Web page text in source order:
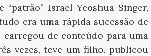
Israel Yeoshua Singer,
era uma rápida sucessão de
de conteúdo para uma
vezes, teve um filho, publicou